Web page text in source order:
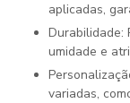
aplicadas,
Durabilidade: Resistem a condições adversas, como
umidade e
Personalização: Permitem a impressão de informações
variadas,